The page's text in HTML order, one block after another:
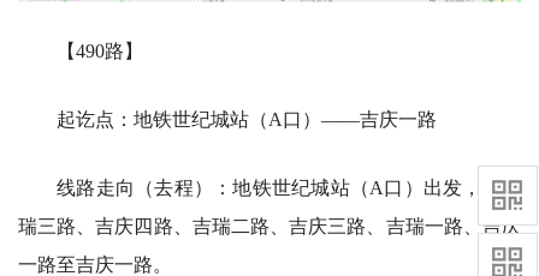
【490路】
起讫点：地铁世纪城站（A口）——吉庆一路
线路走向（去程）：地铁世纪城站（A口）出发，经吉
瑞三路、吉庆四路、吉瑞二路、吉庆三路、吉瑞一路、吉庆
一路至吉庆一路。